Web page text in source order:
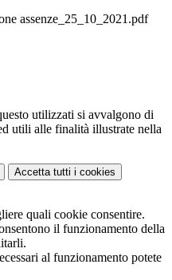
assenze_25_10_2021.pdf
utilizzati si avvalgono di
utili alle finalità illustrate nella
Accetta tutti i cookies
quali cookie consentire.
il funzionamento della
al funzionamento potete